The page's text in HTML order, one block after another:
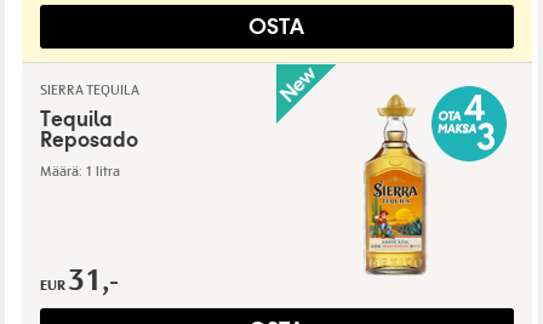
OSTA
SIERRA TEQUILA
Tequila
Reposado
Määrä: 1 litra
EUR 31,-